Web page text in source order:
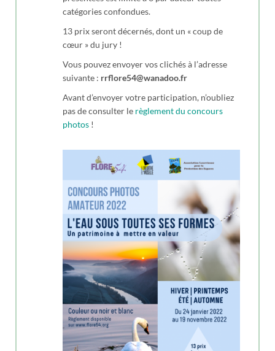
catégories confondues.
13 prix seront décernés, dont un « coup de
cœur » du jury !
Vous pouvez envoyer vos clichés à l’adresse
suivante : rrflore54@wanadoo.fr
Avant d’envoyer votre participation, n’oubliez
pas de consulter le règlement du concours
photos !